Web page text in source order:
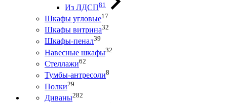
Из ЛДСП81
Шкафы угловые17
Шкафы витрина32
Шкафы-пенал39
Навесные шкафы32
Стеллажи62
Тумбы-антресоли8
Полки29
Диваны282